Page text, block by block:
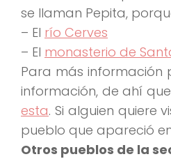
se llaman Pepita,
– El río Cerves
– El monasterio de
Para más información
información, de ahí
esta. Si alguien quiere
pueblo que apareció
Otros pueblos de la